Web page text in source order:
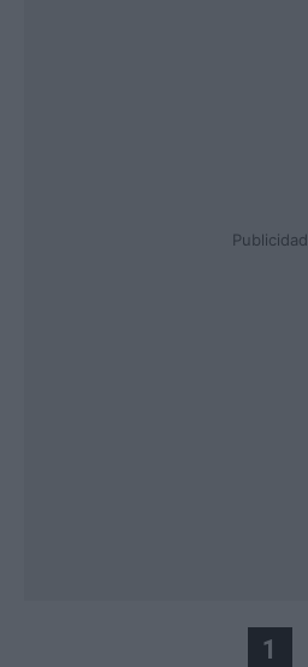
Publicidad
1